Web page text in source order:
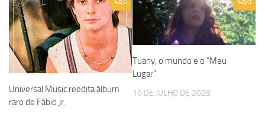
0
Universal Music reedita álbum
raro de Fábio Jr.
0
Tuany, o mundo e o “Meu
Lugar”
10 DE JULHO DE 2025